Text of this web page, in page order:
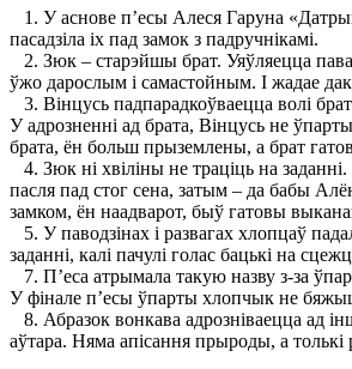
1. У аснове п’есы Алеся Гаруна
пасадзіла іх пад замок з падручнікамі.
2. Зюк – старэйшы брат. Уяўляецца
ўжо дарослым і самастойным. І жадае
3. Вінцусь падпарадкоўваецца волі
У адрозненні ад брата, Вінцусь не
брата, ён больш прыземлены, а брат
4. Зюк ні хвіліны не траціць на
пасля пад стог сена, затым – да бабы
замком, ён наадварот, быў гатовы
5. У паводзінах і развагах хлопцаў
заданні, калі пачулі голас бацькі на
7. П’еса атрымала такую назву з-за
У фінале п’есы ўпарты хлопчык не
8. Абразок вонкава адрозніваецца ад
аўтара. Няма апісання прыроды, а толькі